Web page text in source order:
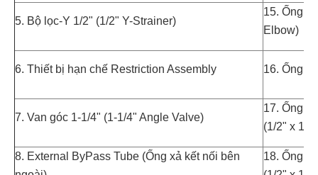
5. Bộ lọc-Y 1/2" (1/2" Y-Strainer)
15. Ống
Elbow)
6. Thiết bị hạn chế Restriction Assembly 16. Ống
7. Van góc 1-1/4" (1-1/4" Angle Valve)
17. Ống
(1/2" x 1/
8. External ByPass Tube (Ống xả kết nối bên
18. Ống